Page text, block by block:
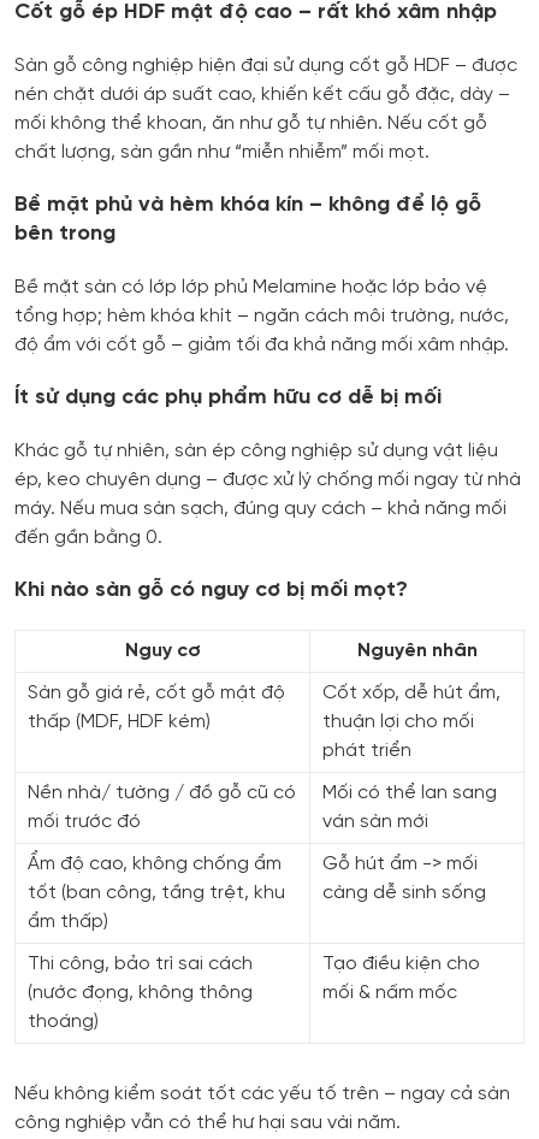
Cốt gỗ ép HDF mật độ cao – rất khó xâm nhập
Sàn gỗ công nghiệp hiện đại sử dụng cốt gỗ HDF – được
nén chặt dưới áp suất cao, khiến kết cấu gỗ đặc, dày –
mối không thể khoan, ăn như gỗ tự nhiên. Nếu cốt gỗ
chất lượng, sàn gần như “miễn nhiễm” mối mọt.
Bề mặt phủ và hèm khóa kín – không để lộ gỗ
bên trong
Bề mặt sàn có lớp lớp phủ Melamine hoặc lớp bảo vệ
tổng hợp; hèm khóa khít – ngăn cách môi trường, nước,
độ ẩm với cốt gỗ – giảm tối đa khả năng mối xâm nhập.
Ít sử dụng các phụ phẩm hữu cơ dễ bị mối
Khác gỗ tự nhiên, sàn ép công nghiệp sử dụng vật liệu
ép, keo chuyên dụng – được xử lý chống mối ngay từ nhà
máy. Nếu mua sàn sạch, đúng quy cách – khả năng mối
đến gần bằng 0.
Khi nào sàn gỗ có nguy cơ bị mối mọt?
Nguy cơ Nguyên nhân
Sàn gỗ giá rẻ, cốt gỗ mật độ
thấp (MDF, HDF kém)
Cốt xốp, dễ hút ẩm,
thuận lợi cho mối
phát triển
Nền nhà/ tường / đồ gỗ cũ có
mối trước đó
Mối có thể lan sang
ván sàn mới
Ẩm độ cao, không chống ẩm
tốt (ban công, tầng trệt, khu
ẩm thấp)
Gỗ hút ẩm -> mối
càng dễ sinh sống
Thi công, bảo trì sai cách
(nước đọng, không thông
thoáng)
Tạo điều kiện cho
mối & nấm mốc
Nếu không kiểm soát tốt các yếu tố trên – ngay cả sàn
công nghiệp vẫn có thể hư hại sau vài năm.